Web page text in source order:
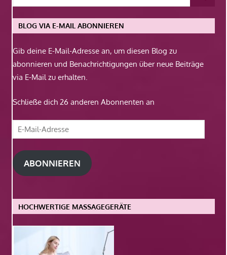
BLOG VIA E-MAIL ABONNIEREN
Gib deine E-Mail-Adresse an, um diesen Blog zu
abonnieren und Benachrichtigungen über neue Beiträge
via E-Mail zu erhalten.
Schließe dich 26 anderen Abonnenten an
E-
Mail-
Adresse
ABONNIEREN
HOCHWERTIGE MASSAGEGERÄTE